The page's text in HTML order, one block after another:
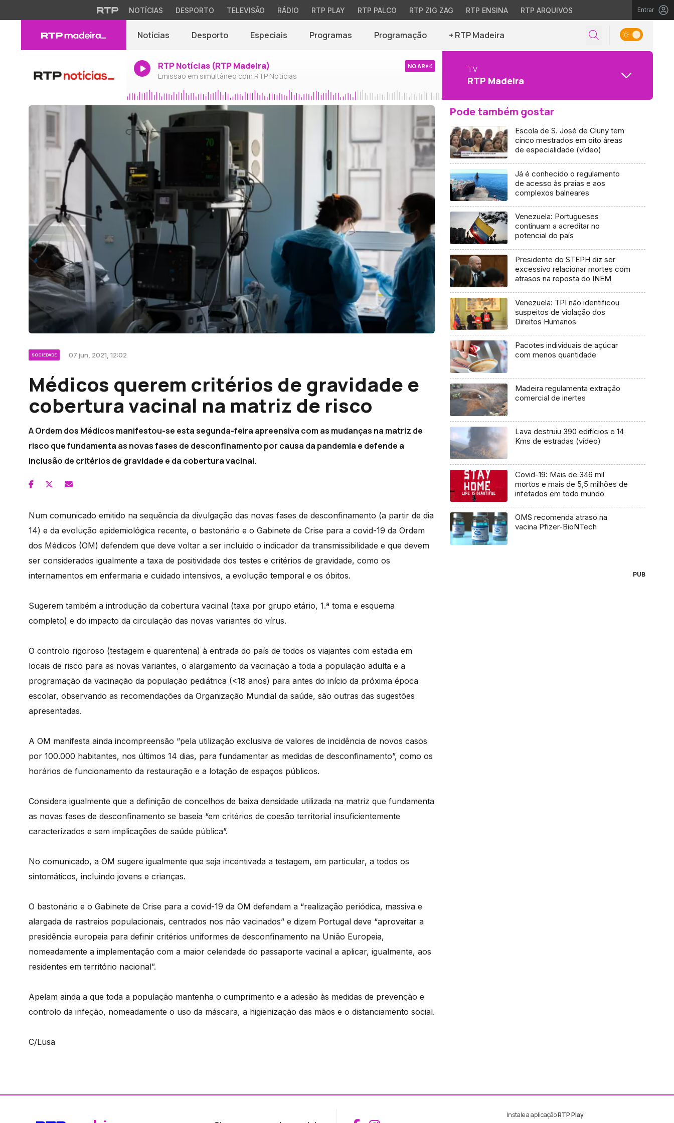
NOTÍCIAS DESPORTO TELEVISÃO RÁDIO RTP PLAY RTP PALCO RTP ZIG ZAG RTP ENSINA RTP ARQUIVOS Entrar
Notícias Desporto Especiais Programas Programação + RTP Madeira
RTP Notícias (RTP Madeira)
Emissão em simultâneo com RTP Notícias
NO AR TV
RTP Madeira
SOCIEDADE 07 jun, 2021, 12:02
Médicos querem critérios de gravidade e
cobertura vacinal na matriz de risco
A Ordem dos Médicos manifestou-se esta segunda-feira apreensiva com as mudanças na matriz de
risco que fundamenta as novas fases de desconfinamento por causa da pandemia e defende a
inclusão de critérios de gravidade e da cobertura vacinal.
Num comunicado emitido na sequência da divulgação das novas fases de desconfinamento (a partir de dia
14) e da evolução epidemiológica recente, o bastonário e o Gabinete de Crise para a covid-19 da Ordem
dos Médicos (OM) defendem que deve voltar a ser incluído o indicador da transmissibilidade e que devem
ser considerados igualmente a taxa de positividade dos testes e critérios de gravidade, como os
internamentos em enfermaria e cuidado intensivos, a evolução temporal e os óbitos.
Sugerem também a introdução da cobertura vacinal (taxa por grupo etário, 1.ª toma e esquema
completo) e do impacto da circulação das novas variantes do vírus.
O controlo rigoroso (testagem e quarentena) à entrada do país de todos os viajantes com estadia em
locais de risco para as novas variantes, o alargamento da vacinação a toda a população adulta e a
programação da vacinação da população pediátrica (<18 anos) para antes do início da próxima época
escolar, observando as recomendações da Organização Mundial da saúde, são outras das sugestões
apresentadas.
A OM manifesta ainda incompreensão “pela utilização exclusiva de valores de incidência de novos casos
por 100.000 habitantes, nos últimos 14 dias, para fundamentar as medidas de desconfinamento”, como os
horários de funcionamento da restauração e a lotação de espaços públicos.
Considera igualmente que a definição de concelhos de baixa densidade utilizada na matriz que fundamenta
as novas fases de desconfinamento se baseia “em critérios de coesão territorial insuficientemente
caracterizados e sem implicações de saúde pública”.
No comunicado, a OM sugere igualmente que seja incentivada a testagem, em particular, a todos os
sintomáticos, incluindo jovens e crianças.
O bastonário e o Gabinete de Crise para a covid-19 da OM defendem a “realização periódica, massiva e
alargada de rastreios populacionais, centrados nos não vacinados” e dizem Portugal deve “aproveitar a
presidência europeia para definir critérios uniformes de desconfinamento na União Europeia,
nomeadamente a implementação com a maior celeridade do passaporte vacinal a aplicar, igualmente, aos
residentes em território nacional”.
Apelam ainda a que toda a população mantenha o cumprimento e a adesão às medidas de prevenção e
controlo da infeção, nomeadamente o uso da máscara, a higienização das mãos e o distanciamento social.
C/Lusa
Pode também gostar
Escola de S. José de Cluny tem
cinco mestrados em oito áreas
de especialidade (vídeo)
Já é conhecido o regulamento
de acesso às praias e aos
complexos balneares
Venezuela: Portugueses
continuam a acreditar no
potencial do país
Presidente do STEPH diz ser
excessivo relacionar mortes com
atrasos na reposta do INEM
Venezuela: TPI não identificou
suspeitos de violação dos
Direitos Humanos
Pacotes individuais de açúcar
com menos quantidade
Madeira regulamenta extração
comercial de inertes
Lava destruiu 390 edifícios e 14
Kms de estradas (vídeo)
Covid-19: Mais de 346 mil
mortos e mais de 5,5 milhões de
infetados em todo mundo
OMS recomenda atraso na
vacina Pfizer-BioNTech
PUB
Instale a aplicaçãoRTP Play